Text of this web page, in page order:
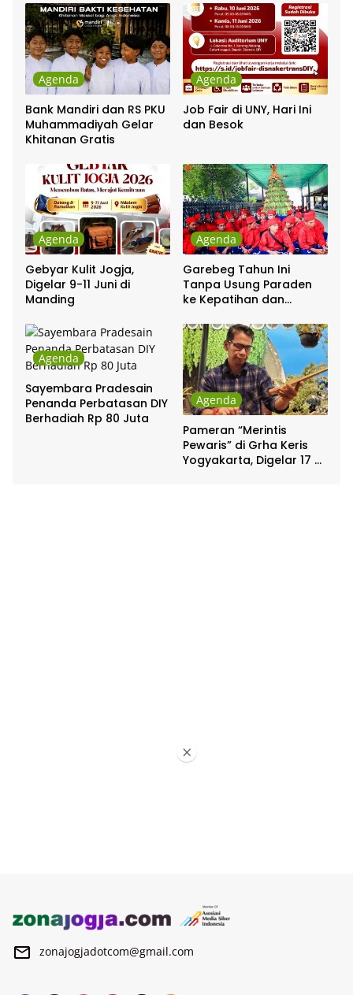
Agenda
Bank Mandiri dan RS PKU
Muhammadiyah Gelar
Khitanan Gratis
Agenda
Job Fair di UNY, Hari Ini
dan Besok
Agenda
Gebyar Kulit Jogja,
Digelar 9-11 Juni di
Manding
Agenda
Garebeg Tahun Ini
Tanpa Usung Paraden
ke Kepatihan dan
Agenda
Sayembara Pradesain
Penanda Perbatasan DIY
Berhadiah Rp 80 Juta
Agenda
Pameran “Merintis
Pewaris” di Grha Keris
Yogyakarta, Digelar 17 –
zonajogjadotcom@gmail.com
×